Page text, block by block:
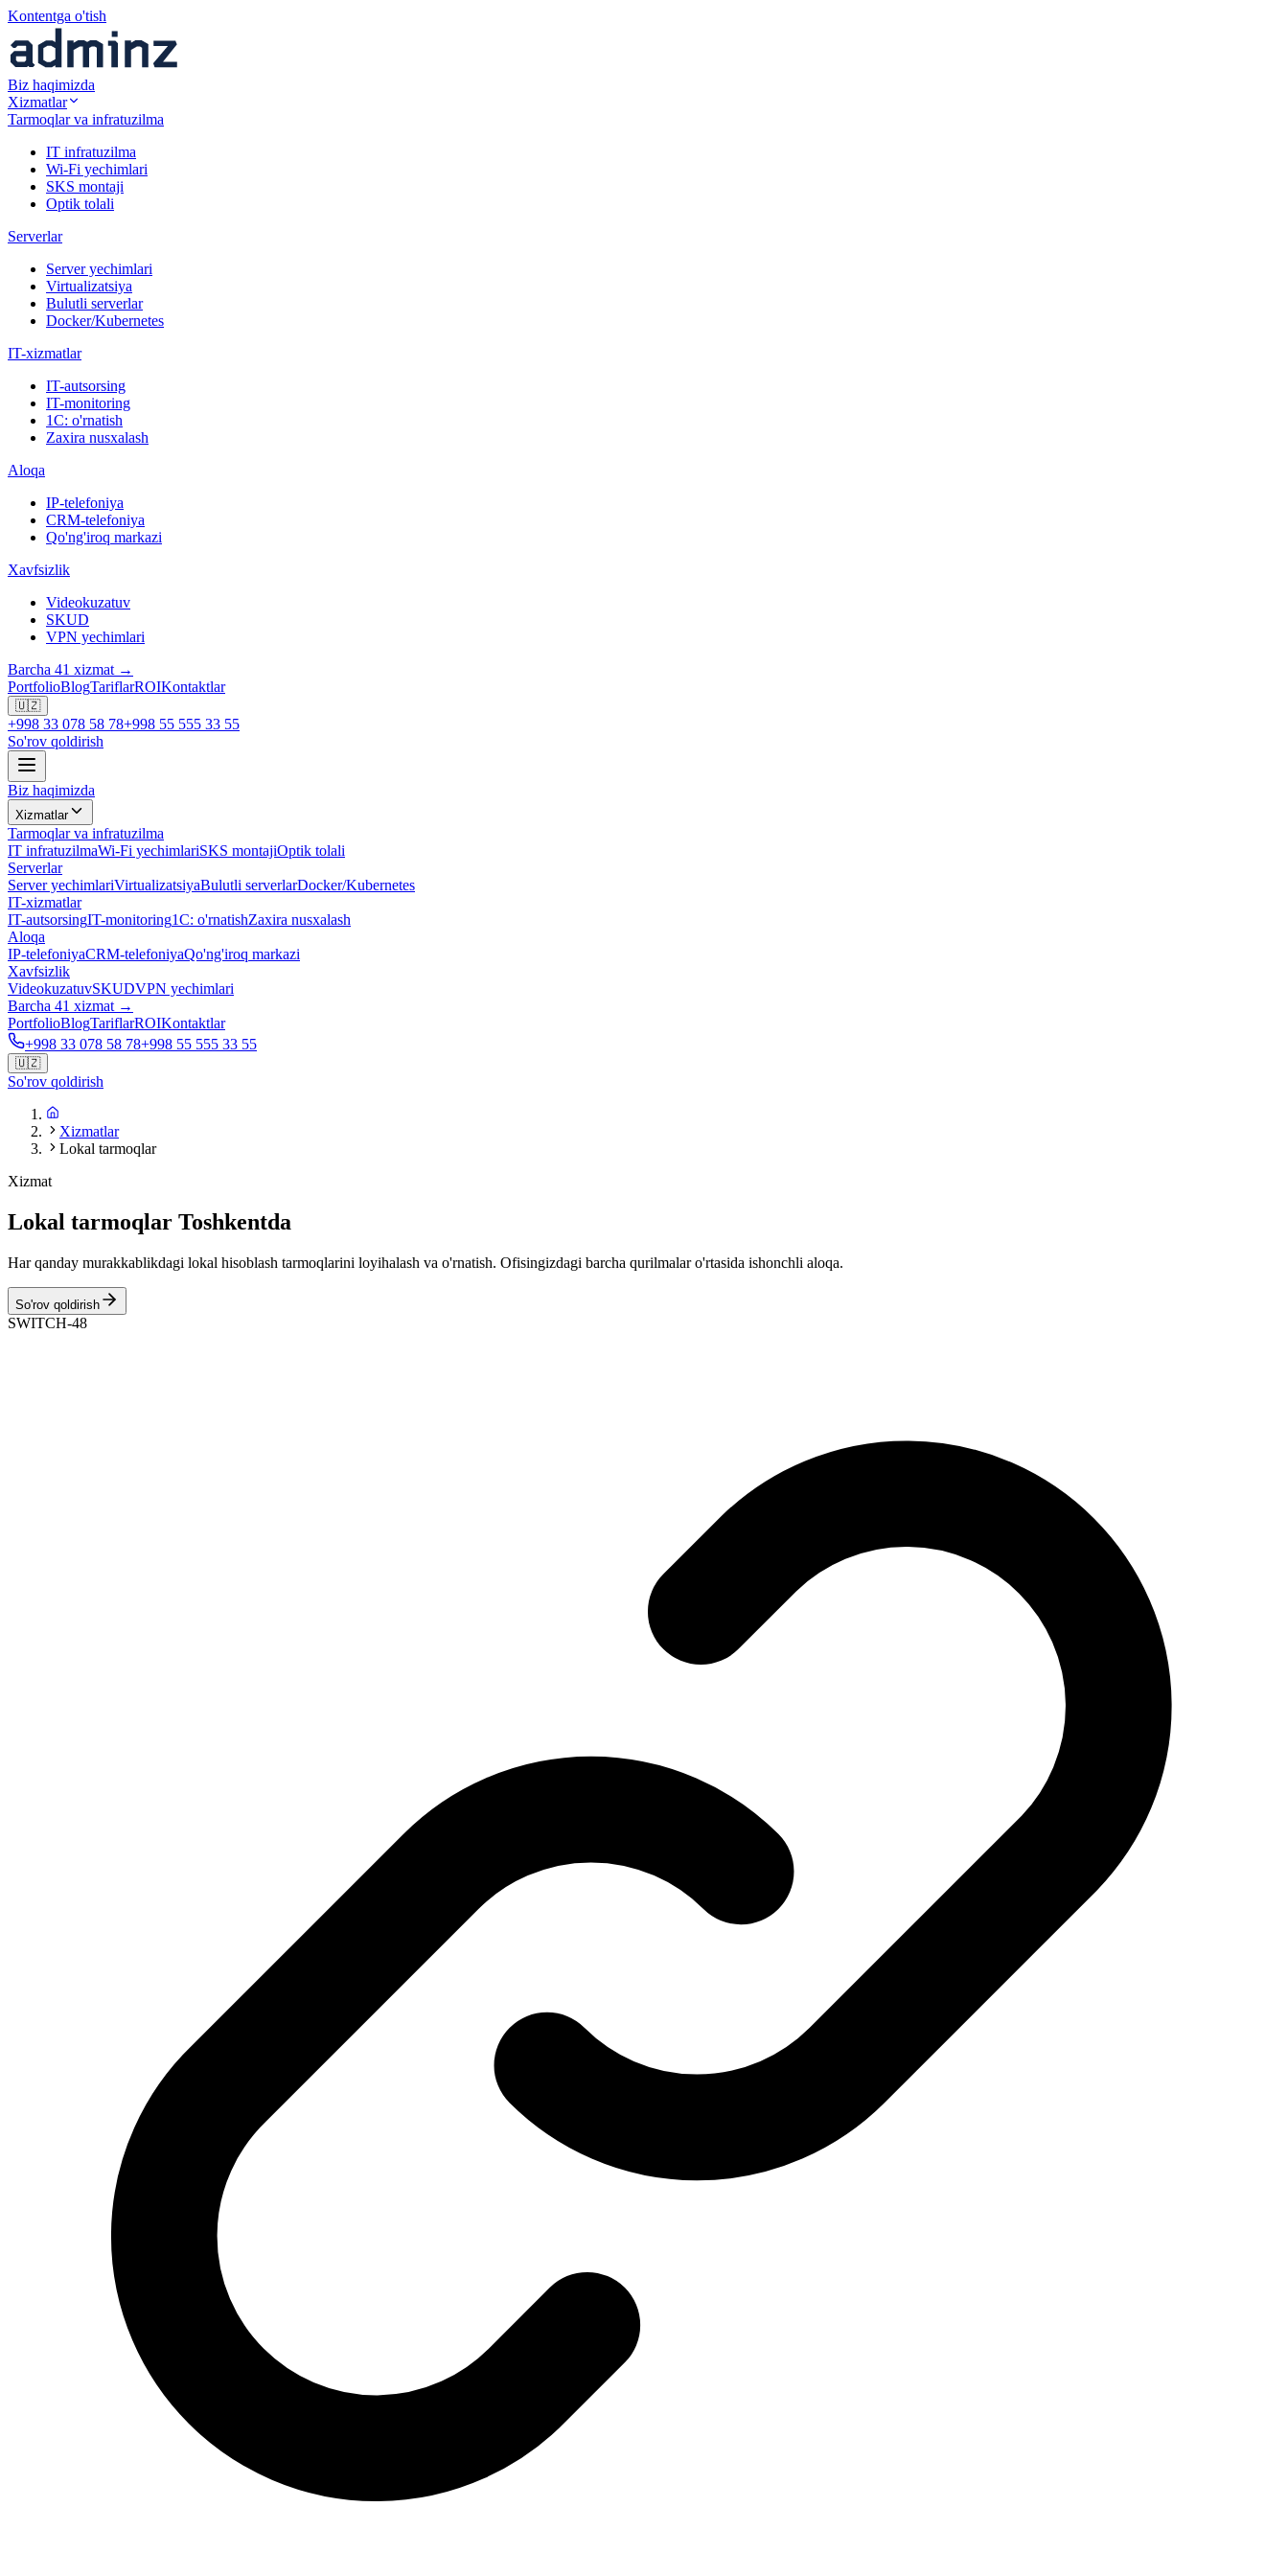
Kontentga o'tish
Biz haqimizda
Xizmatlar
Tarmoqlar va infratuzilma
IT infratuzilma
Wi-Fi yechimlari
SKS montaji
Optik tolali
Serverlar
Server yechimlari
Virtualizatsiya
Bulutli serverlar
Docker/Kubernetes
IT-xizmatlar
IT-autsorsing
IT-monitoring
1C: o'rnatish
Zaxira nusxalash
Aloqa
IP-telefoniya
CRM-telefoniya
Qo'ng'iroq markazi
Xavfsizlik
Videokuzatuv
SKUD
VPN yechimlari
Barcha 41 xizmat →
PortfolioBlogTariflarROIKontaktlar
🇺🇿
+998 33 078 58 78+998 55 555 33 55
So'rov qoldirish
Biz haqimizda
Xizmatlar
Tarmoqlar va infratuzilma
IT infratuzilmaWi-Fi yechimlariSKS montajiOptik tolali
Serverlar
Server yechimlariVirtualizatsiyaBulutli serverlarDocker/Kubernetes
IT-xizmatlar
IT-autsorsingIT-monitoring1C: o'rnatishZaxira nusxalash
Aloqa
IP-telefoniyaCRM-telefoniyaQo'ng'iroq markazi
Xavfsizlik
VideokuzatuvSKUDVPN yechimlari
Barcha 41 xizmat →
PortfolioBlogTariflarROIKontaktlar
+998 33 078 58 78+998 55 555 33 55
🇺🇿
So'rov qoldirish
Xizmatlar
Lokal tarmoqlar
Xizmat
Lokal tarmoqlar Toshkentda
Har qanday murakkablikdagi lokal hisoblash tarmoqlarini loyihalash va o'rnatish. Ofisingizdagi barcha qurilmalar o'rtasida ishonchli aloqa.
So'rov qoldirish
SWITCH-48